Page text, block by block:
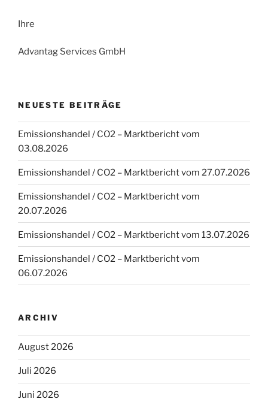
Ihre
Advantag Services GmbH
NEUESTE BEITRÄGE
Emissionshandel / CO2 – Marktbericht vom
03.08.2026
Emissionshandel / CO2 – Marktbericht vom 27.07.2026
Emissionshandel / CO2 – Marktbericht vom
20.07.2026
Emissionshandel / CO2 – Marktbericht vom 13.07.2026
Emissionshandel / CO2 – Marktbericht vom
06.07.2026
ARCHIV
August 2026
Juli 2026
Juni 2026